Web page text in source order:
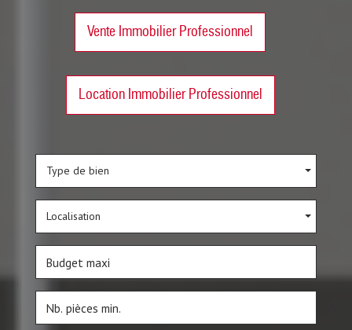
Vente Immobilier Professionnel
Location Immobilier Professionnel
Type de bien
Localisation